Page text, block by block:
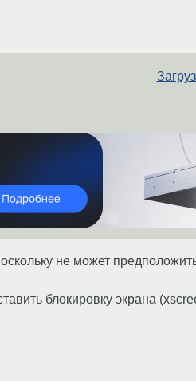
не может
блокировку экрана